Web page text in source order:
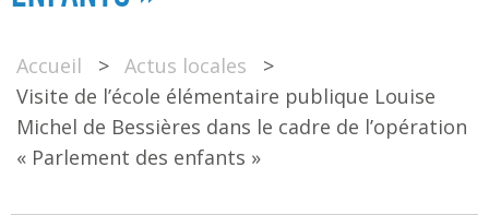
Accueil > Actus locales
>
Visite de l’école élémentaire publique Louise
Michel de Bessières dans le cadre de l’opération
« Parlement des enfants »